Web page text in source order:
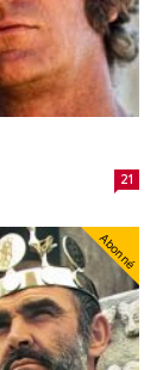
21
Abonné